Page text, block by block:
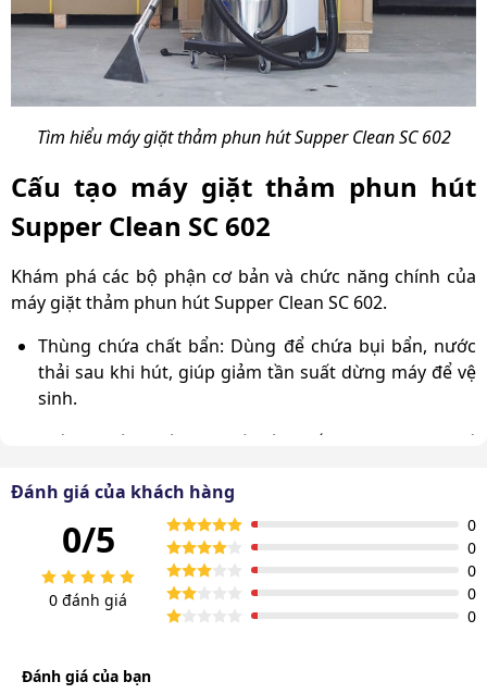
Tìm hiểu máy giặt thảm phun hút Supper Clean SC 602
Cấu tạo máy giặt thảm phun hút
Supper Clean SC 602
Khám phá các bộ phận cơ bản và chức năng chính của
máy giặt thảm phun hút Supper Clean SC 602.
Thùng chứa chất bẩn: Dùng để chứa bụi bẩn, nước
thải sau khi hút, giúp giảm tần suất dừng máy để vệ
sinh.
Thùng chứa nước sạch và hóa chất: Phục vụ cho quá
năng để vận hànhmáy giặt ghế sofa
, cung cấp công
suất mạnh mẽ cho phép máy vận hành liên tục trong
suốt ca làm việc dài.
Đánh giá của khách hàng
0/5
0 đánh giá
0
0
0
0
0
Đánh giá của bạn